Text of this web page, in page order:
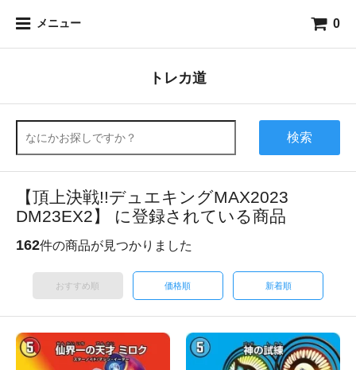
メニュー 0
トレカ道
検索
【頂上決戦!!デュエキングMAX2023
DM23EX2】 に登録されている商品
162件の商品が見つかりました
おすすめ順 価格順 新着順